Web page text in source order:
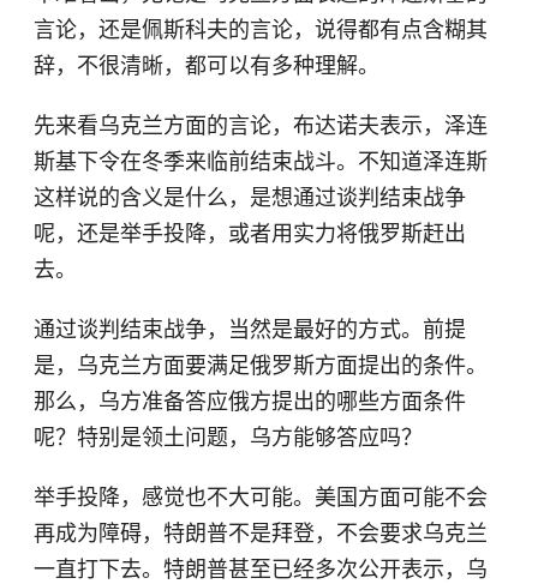
言论，还是佩斯科夫的言论，说得都有点含糊其
辞，不很清晰，都可以有多种理解。
先来看乌克兰方面的言论，布达诺夫表示，泽连
斯基下令在冬季来临前结束战斗。不知道泽连斯
这样说的含义是什么，是想通过谈判结束战争
呢，还是举手投降，或者用实力将俄罗斯赶出
去。
通过谈判结束战争，当然是最好的方式。前提
是，乌克兰方面要满足俄罗斯方面提出的条件。
那么，乌方准备答应俄方提出的哪些方面条件
呢？特别是领土问题，乌方能够答应吗？
举手投降，感觉也不大可能。美国方面可能不会
再成为障碍，特朗普不是拜登，不会要求乌克兰
一直打下去。特朗普甚至已经多次公开表示，乌